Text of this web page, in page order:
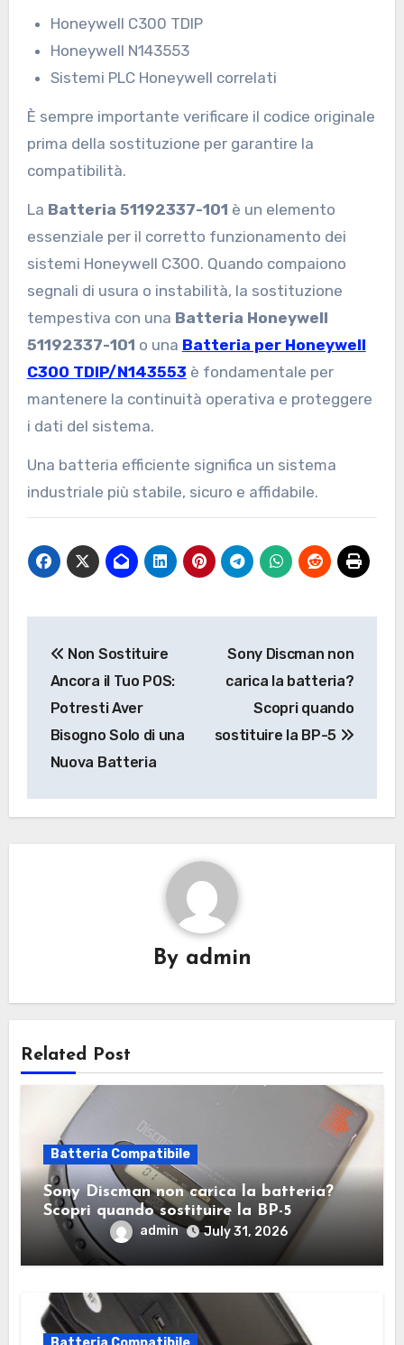
Honeywell C300 TDIP
Honeywell N143553
Sistemi PLC Honeywell correlati
È sempre importante verificare il codice originale
prima della sostituzione per garantire la
compatibilità.
La Batteria 51192337-101 è un elemento
essenziale per il corretto funzionamento dei
sistemi Honeywell C300. Quando compaiono
segnali di usura o instabilità, la sostituzione
tempestiva con una Batteria Honeywell
51192337-101 o una Batteria per Honeywell
C300 TDIP/N143553 è fondamentale per
mantenere la continuità operativa e proteggere
i dati del sistema.
Una batteria efficiente significa un sistema
industriale più stabile, sicuro e affidabile.
navigation
Non Sostituire
Ancora il Tuo POS:
Potresti Aver
Bisogno Solo di una
Nuova Batteria
Sony Discman non
carica la batteria?
Scopri quando
sostituire la BP-5
By admin
Related Post
Batteria Compatibile
Sony Discman non carica la batteria?
Scopri quando sostituire la BP-5
admin July 31, 2026